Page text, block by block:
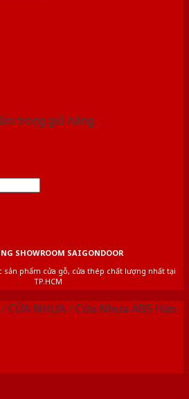
trong giỏ hàng.
SHOWROOM SAIGONDOOR
sản phẩm cửa gỗ, cửa thép chất lượng nhất tại
TP.HCM
/CỬA NHỰA/Cửa Nhựa ABS Hàn